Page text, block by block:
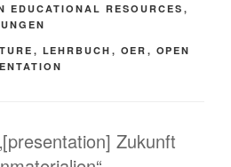
EDUCATIONAL RESOURCES ,
, LEHRBUCH , OER , OPEN
Zukunft